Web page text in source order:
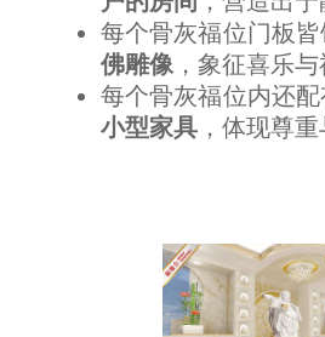
每个骨灰福位门板
佛雕像，象征喜乐与
每个骨灰福位内还配
小型家具，体现尊重